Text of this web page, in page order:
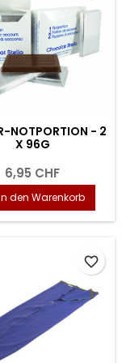
NOTPORTION - 2
X 96G
6,95 CHF
den Warenkorb
favorite_border